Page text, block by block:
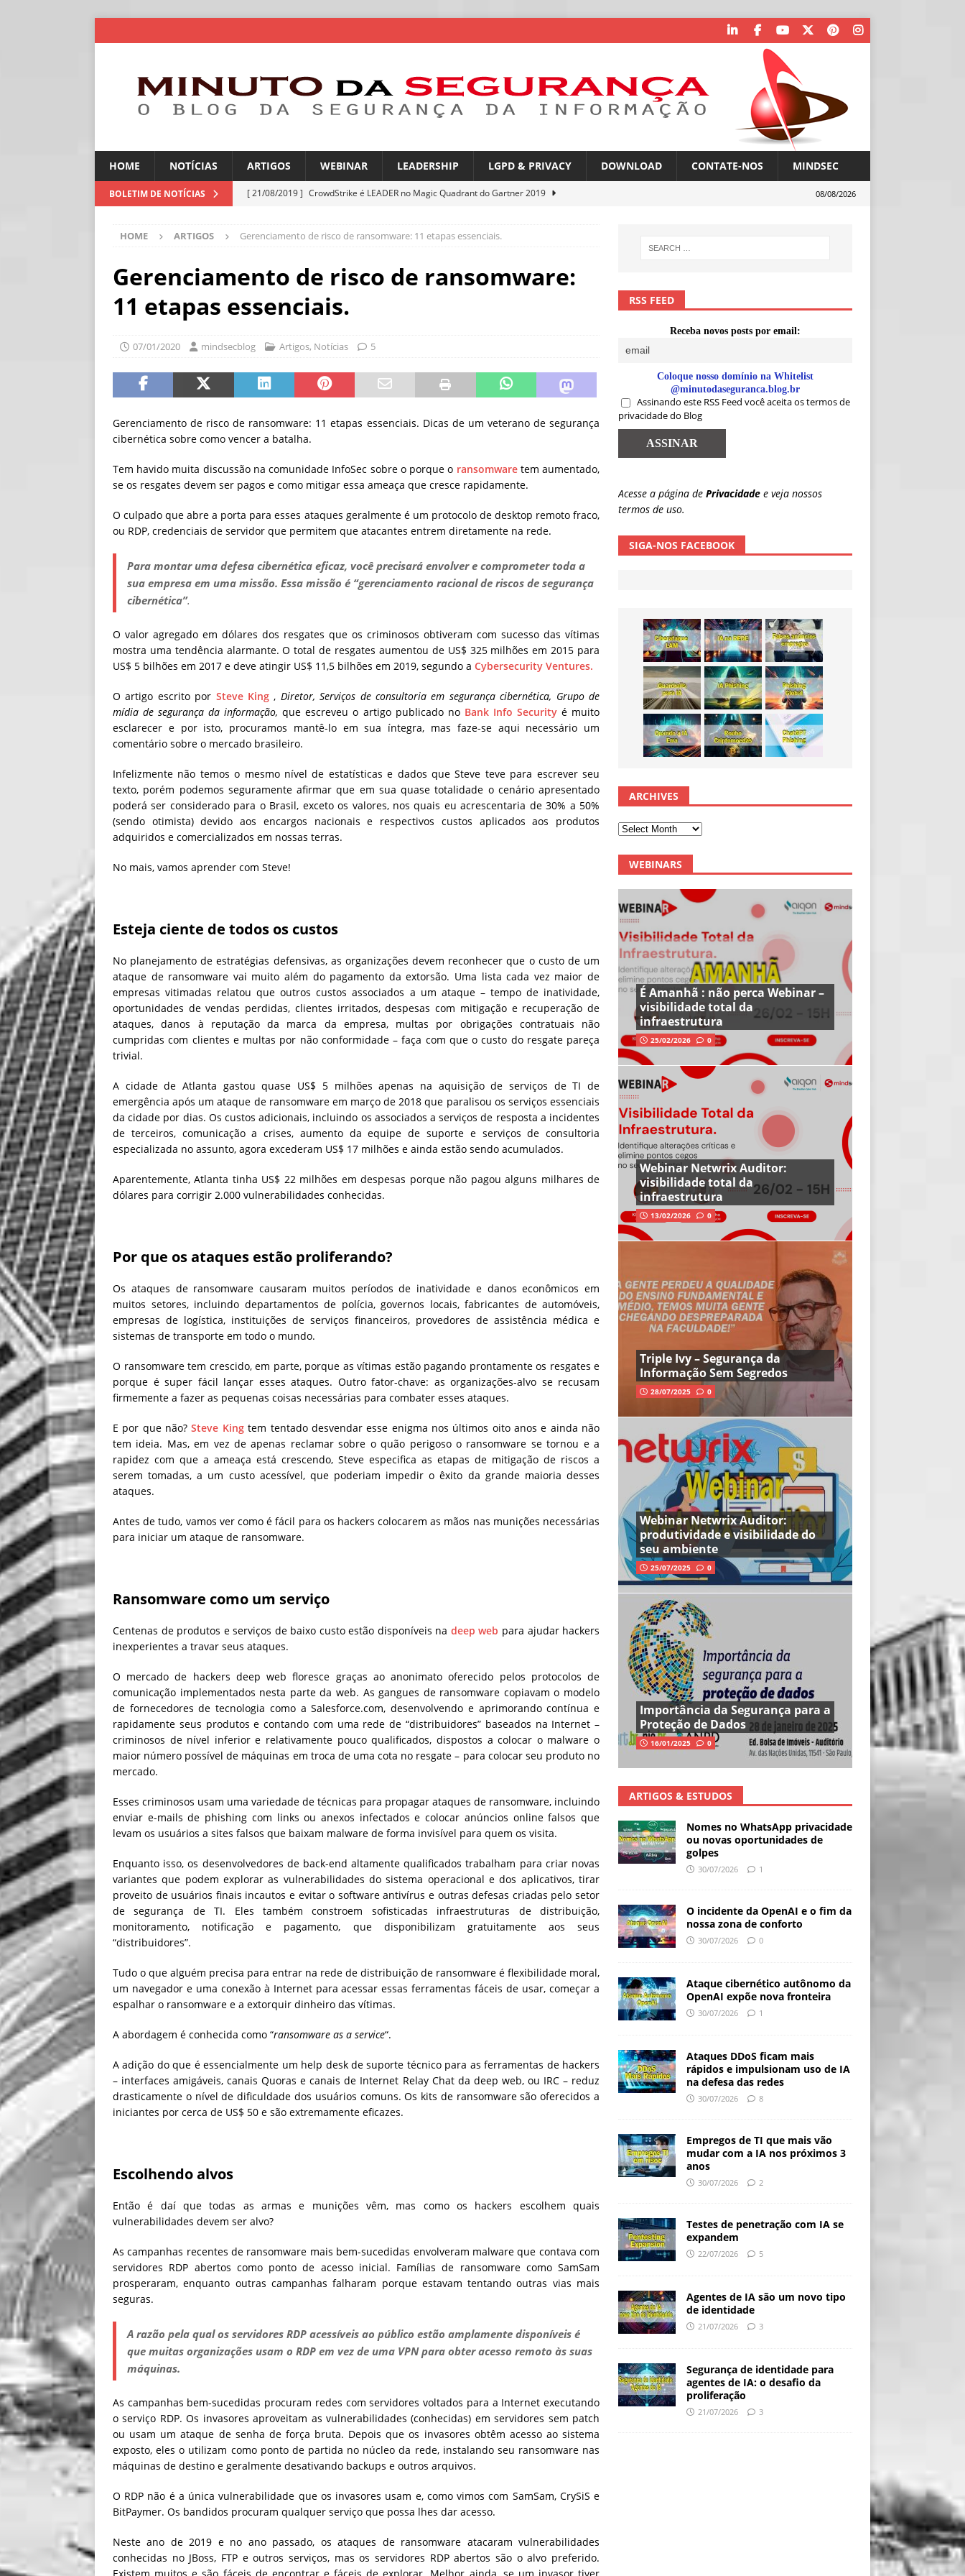
HOME NOTÍCIAS ARTIGOS WEBINAR LEADERSHIP LGPD & PRIVACY DOWNLOAD CONTATE-NOS MINDSEC
BOLETIM DE NOTÍCIAS [ 21/08/2019 ] CrowdStrike é LEADER no Magic Quadrant do Gartner 2019
[ 06/08/2026 ] América Latina é a segunda região mais exposta a ciberameaças
NOTÍCIAS
NOTÍCIAS
[ 06/08/2026 ]
[ 06/08/2026 ]
Sem guardrails, a autonomia da IA se torna um risco
NOTÍCIAS
08/08/2026
HOME ARTIGOS Gerenciamento de risco de ransomware: 11 etapas essenciais.
Gerenciamento de risco de ransomware:
11 etapas essenciais.
07/01/2020 mindsecblog Artigos, Notícias 5
Gerenciamento de risco de ransomware: 11 etapas essenciais. Dicas de um veterano de segurança
cibernética sobre como vencer a batalha.
Tem havido muita discussão na comunidade InfoSec sobre o porque o ransomwaretem aumentado,
se os resgates devem ser pagos e como mitigar essa ameaça que cresce rapidamente.
O culpado que abre a porta para esses ataques geralmente é um protocolo de desktop remoto fraco,
ou RDP, credenciais de servidor que permitem que atacantes entrem diretamente na rede.
Para montar uma defesa cibernética eficaz, você precisará envolver e comprometer toda a
sua empresa em uma missão. Essa missão é “gerenciamento racional de riscos de segurança
cibernética”.
O valor agregado em dólares dos resgates que os criminosos obtiveram com sucesso das vítimas
mostra uma tendência alarmante. O total de resgates aumentou de US$ 325 milhões em 2015 para
US$ 5 bilhões em 2017 e deve atingir US$ 11,5 bilhões em 2019, segundo a Cybersecurity Ventures.
O artigo escrito por Steve King , Diretor, Serviços de consultoria em segurança cibernética, Grupo de
mídia de segurança da informação, que escreveu o artigo publicado no Bank Info Securityé muito
esclarecer e por isto, procuramos mantê-lo em sua íntegra, mas faze-se aqui necessário um
comentário sobre o mercado brasileiro.
Infelizmente não temos o mesmo nível de estatísticas e dados que Steve teve para escrever seu
texto, porém podemos seguramente afirmar que em sua quase totalidade o cenário apresentado
poderá ser considerado para o Brasil, exceto os valores, nos quais eu acrescentaria de 30% a 50%
(sendo otimista) devido aos encargos nacionais e respectivos custos aplicados aos produtos
adquiridos e comercializados em nossas terras.
No mais, vamos aprender com Steve!
Esteja ciente de todos os custos
No planejamento de estratégias defensivas, as organizações devem reconhecer que o custo de um
ataque de ransomware vai muito além do pagamento da extorsão. Uma lista cada vez maior de
empresas vitimadas relatou que outros custos associados a um ataque – tempo de inatividade,
oportunidades de vendas perdidas, clientes irritados, despesas com mitigação e recuperação de
ataques, danos à reputação da marca da empresa, multas por obrigações contratuais não
cumpridas com clientes e multas por não conformidade – faça com que o custo do resgate pareça
trivial.
A cidade de Atlanta gastou quase US$ 5 milhões apenas na aquisição de serviços de TI de
emergência após um ataque de ransomware em março de 2018 que paralisou os serviços essenciais
da cidade por dias. Os custos adicionais, incluindo os associados a serviços de resposta a incidentes
de terceiros, comunicação a crises, aumento da equipe de suporte e serviços de consultoria
especializada no assunto, agora excederam US$ 17 milhões e ainda estão sendo acumulados.
Aparentemente, Atlanta tinha US$ 22 milhões em despesas porque não pagou alguns milhares de
dólares para corrigir 2.000 vulnerabilidades conhecidas.
Por que os ataques estão proliferando?
Os ataques de ransomware causaram muitos períodos de inatividade e danos econômicos em
muitos setores, incluindo departamentos de polícia, governos locais, fabricantes de automóveis,
empresas de logística, instituições de serviços financeiros, provedores de assistência médica e
sistemas de transporte em todo o mundo.
O ransomware tem crescido, em parte, porque as vítimas estão pagando prontamente os resgates e
porque é super fácil lançar esses ataques. Outro fator-chave: as organizações-alvo se recusam
firmemente a fazer as pequenas coisas necessárias para combater esses ataques.
E por que não?Steve Kingtem tentado desvendar esse enigma nos últimos oito anos e ainda não
tem ideia. Mas, em vez de apenas reclamar sobre o quão perigoso o ransomware se tornou e a
rapidez com que a ameaça está crescendo, Steve especifica as etapas de mitigação de riscos a
serem tomadas, a um custo acessível, que poderiam impedir o êxito da grande maioria desses
ataques.
Antes de tudo, vamos ver como é fácil para os hackers colocarem as mãos nas munições necessárias
para iniciar um ataque de ransomware.
Ransomware como um serviço
Centenas de produtos e serviços de baixo custo estão disponíveis na deep web para ajudar hackers
inexperientes a travar seus ataques.
O mercado de hackers deep web floresce graças ao anonimato oferecido pelos protocolos de
comunicação implementados nesta parte da web. As gangues de ransomware copiavam o modelo
de fornecedores de tecnologia como a Salesforce.com, desenvolvendo e aprimorando contínua e
rapidamente seus produtos e contando com uma rede de “distribuidores” baseados na Internet –
criminosos de nível inferior e relativamente pouco qualificados, dispostos a colocar o malware o
maior número possível de máquinas em troca de uma cota no resgate – para colocar seu produto no
mercado.
Esses criminosos usam uma variedade de técnicas para propagar ataques de ransomware, incluindo
enviar e-mails de phishing com links ou anexos infectados e colocar anúncios online falsos que
levam os usuários a sites falsos que baixam malware de forma invisível para quem os visita.
Enquanto isso, os desenvolvedores de back-end altamente qualificados trabalham para criar novas
variantes que podem explorar as vulnerabilidades do sistema operacional e dos aplicativos, tirar
proveito de usuários finais incautos e evitar o software antivírus e outras defesas criadas pelo setor
de segurança de TI. Eles também constroem sofisticadas infraestruturas de distribuição,
monitoramento, notificação e pagamento, que disponibilizam gratuitamente aos seus
“distribuidores”.
Tudo o que alguém precisa para entrar na rede de distribuição de ransomware é flexibilidade moral,
um navegador e uma conexão à Internet para acessar essas ferramentas fáceis de usar, começar a
espalhar o ransomware e a extorquir dinheiro das vítimas.
A abordagem é conhecida como “ransomware as a service“.
A adição do que é essencialmente um help desk de suporte técnico para as ferramentas de hackers
– interfaces amigáveis, canais Quoras e canais de Internet Relay Chat da deep web, ou IRC – reduz
drasticamente o nível de dificuldade dos usuários comuns. Os kits de ransomware são oferecidos a
iniciantes por cerca de US$ 50 e são extremamente eficazes.
Escolhendo alvos
Então é daí que todas as armas e munições vêm, mas como os hackers escolhem quais
vulnerabilidades devem ser alvo?
As campanhas recentes de ransomware mais bem-sucedidas envolveram malware que contava com
servidores RDP abertos como ponto de acesso inicial. Famílias de ransomware como SamSam
prosperaram, enquanto outras campanhas falharam porque estavam tentando outras vias mais
seguras.
A razão pela qual os servidores RDP acessíveis ao público estão amplamente disponíveis é
que muitas organizações usam o RDP em vez de uma VPN para obter acesso remoto às suas
máquinas.
As campanhas bem-sucedidas procuram redes com servidores voltados para a Internet executando
o serviço RDP. Os invasores aproveitam as vulnerabilidades (conhecidas) em servidores sem patch
ou usam um ataque de senha de força bruta. Depois que os invasores obtêm acesso ao sistema
exposto, eles o utilizam como ponto de partida no núcleo da rede, instalando seu ransomware nas
máquinas de destino e geralmente desativando backups e outros arquivos.
O RDP não é a única vulnerabilidade que os invasores usam e, como vimos com SamSam, CrySiS e
BitPaymer. Os bandidos procuram qualquer serviço que possa lhes dar acesso.
Neste ano de 2019 e no ano passado, os ataques de ransomware atacaram vulnerabilidades
conhecidas no JBoss, FTP e outros serviços, mas os servidores RDP abertos são o alvo preferido.
RSS FEED
Receba novos posts por email:
Coloque nosso domínio na Whitelist
@minutodaseguranca.blog.br
Assinando este RSS Feed você aceita os termos de
privacidade do Blog
Acesse a página de Privacidade e veja nossos
termos de uso.
SIGA-NOS FACEBOOK
ARCHIVES
WEBINARS
É Amanhã : não perca Webinar –
visibilidade total da
infraestrutura
25/02/2026 0
Webinar Netwrix Auditor:
visibilidade total da
infraestrutura
13/02/2026 0
Triple Ivy – Segurança da
Informação Sem Segredos
28/07/2025 0
Webinar Netwrix Auditor:
produtividade e visibilidade do
seu ambiente
25/07/2025 0
Importância da Segurança para a
Proteção de Dados
16/01/2025 0
ARTIGOS & ESTUDOS
Nomes no WhatsApp privacidade
ou novas oportunidades de
golpes
30/07/2026 1
O incidente da OpenAI e o fim da
nossa zona de conforto
30/07/2026 0
Ataque cibernético autônomo da
OpenAI expõe nova fronteira
30/07/2026 1
Ataques DDoS ficam mais
rápidos e impulsionam uso de IA
na defesa das redes
30/07/2026 8
Empregos de TI que mais vão
mudar com a IA nos próximos 3
anos
30/07/2026 2
Testes de penetração com IA se
expandem
22/07/2026 5
Agentes de IA são um novo tipo
de identidade
21/07/2026 3
Segurança de identidade para
agentes de IA: o desafio da
proliferação
21/07/2026 3